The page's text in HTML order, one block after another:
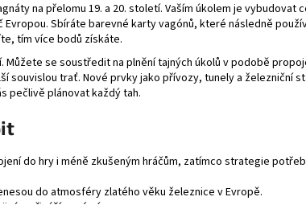
na přelomu 19. a 20. století. Vaším úkolem je vybudovat
Sbíráte barevné karty vagónů, které následně
tím více bodů získáte.
se soustředit na plnění tajných úkolů v podobě
souvislou trať. Nové prvky jako přívozy, tunely a železniční
pečlivě plánovat každý tah.
do hry i méně zkušeným hráčům, zatímco strategie
do atmosféry zlatého věku železnice v Evropě.